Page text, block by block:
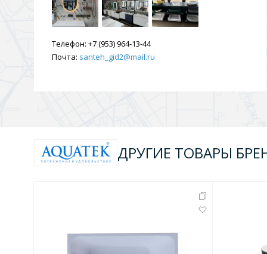
Телефон: +7 (953) 964-13-44
Почта: santeh_gid2@mail.ru
ДРУГИЕ ТОВАРЫ